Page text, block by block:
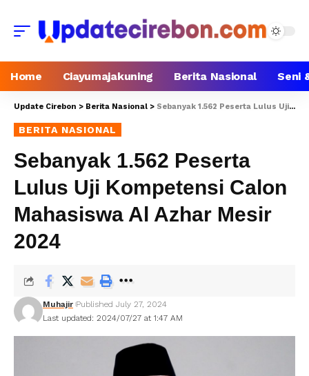
Home Ciayumajakuning Berita Nasional Seni
Update Cirebon > Berita Nasional > Sebanyak 1.562 Peserta Lulus Uji Kompetensi Calon Mahasiswa Al Azhar Mesir 2024
BERITA NASIONAL
Sebanyak 1.562 Peserta
Lulus Uji Kompetensi Calon
Mahasiswa Al Azhar Mesir
2024
Last updated: 2024/07/27 at 1:47 AM
Muhajir Published July 27, 2024